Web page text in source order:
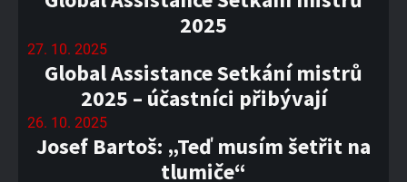
2025
27. 10. 2025
Global Assistance Setkání mistrů
2025 – účastníci přibývají
26. 10. 2025
Josef Bartoš: „Teď musím šetřit na
tlumiče“